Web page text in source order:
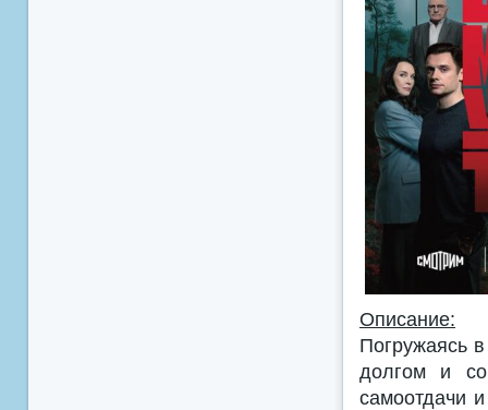
Описание:
Погружаясь
долгом и
самоотдачи